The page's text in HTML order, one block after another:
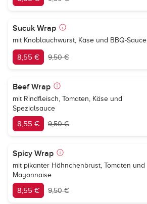
Sucuk Wrap
mit Knoblauchwurst, Käse und BBQ-Sauce
8,55 € 9,50 €
Beef Wrap
mit Rindfleisch, Tomaten, Käse und
Spezialsauce
8,55 € 9,50 €
Spicy Wrap
mit pikanter Hähnchenbrust, Tomaten und
Mayonnaise
8,55 € 9,50 €